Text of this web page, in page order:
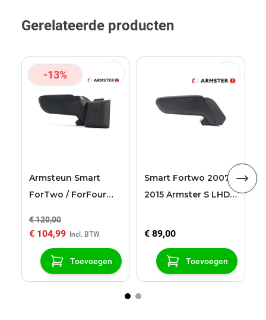
Gerelateerde producten
-13%
Armsteun Smart
ForTwo / ForFour
€ 120,00
€ 104,99
Toevoegen
Smart Fortwo 2007 -
2015 Armster S LHD
€ 89,00
Toevoegen